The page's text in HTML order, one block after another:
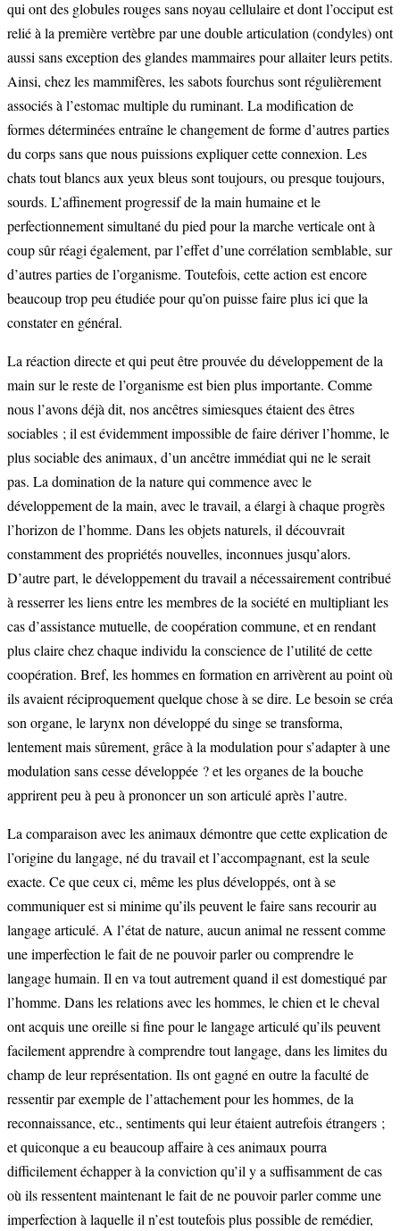
qui ont des globules rouges sans noyau cellulaire et dont l’occiput est
relié à la première vertèbre par une double articulation (condyles) ont
aussi sans exception des glandes mammaires pour allaiter leurs petits.
Ainsi, chez les mammifères, les sabots fourchus sont régulièrement
associés à l’estomac multiple du ruminant. La modification de
formes déterminées entraîne le changement de forme d’autres parties
du corps sans que nous puissions expliquer cette connexion. Les
chats tout blancs aux yeux bleus sont toujours, ou presque toujours,
sourds. L’affinement progressif de la main humaine et le
perfectionnement simultané du pied pour la marche verticale ont à
coup sûr réagi également, par l’effet d’une corrélation semblable, sur
d’autres parties de l’organisme. Toutefois, cette action est encore
beaucoup trop peu étudiée pour qu’on puisse faire plus ici que la
constater en général.
La réaction directe et qui peut être prouvée du développement de la
main sur le reste de l’organisme est bien plus importante. Comme
nous l’avons déjà dit, nos ancêtres simiesques étaient des êtres
sociables ; il est évidemment impossible de faire dériver l’homme, le
plus sociable des animaux, d’un ancêtre immédiat qui ne le serait
pas. La domination de la nature qui commence avec le
développement de la main, avec le travail, a élargi à chaque progrès
l’horizon de l’homme. Dans les objets naturels, il découvrait
constamment des propriétés nouvelles, inconnues jusqu’alors.
D’autre part, le développement du travail a nécessairement contribué
à resserrer les liens entre les membres de la société en multipliant les
cas d’assistance mutuelle, de coopération commune, et en rendant
plus claire chez chaque individu la conscience de l’utilité de cette
coopération. Bref, les hommes en formation en arrivèrent au point où
ils avaient réciproquement quelque chose à se dire. Le besoin se créa
son organe, le larynx non développé du singe se transforma,
lentement mais sûrement, grâce à la modulation pour s’adapter à une
modulation sans cesse développée ? et les organes de la bouche
apprirent peu à peu à prononcer un son articulé après l’autre.
La comparaison avec les animaux démontre que cette explication de
l’origine du langage, né du travail et l’accompagnant, est la seule
exacte. Ce que ceux ci, même les plus développés, ont à se
communiquer est si minime qu’ils peuvent le faire sans recourir au
langage articulé. A l’état de nature, aucun animal ne ressent comme
une imperfection le fait de ne pouvoir parler ou comprendre le
langage humain. Il en va tout autrement quand il est domestiqué par
l’homme. Dans les relations avec les hommes, le chien et le cheval
ont acquis une oreille si fine pour le langage articulé qu’ils peuvent
facilement apprendre à comprendre tout langage, dans les limites du
champ de leur représentation. Ils ont gagné en outre la faculté de
ressentir par exemple de l’attachement pour les hommes, de la
reconnaissance, etc., sentiments qui leur étaient autrefois étrangers ;
et quiconque a eu beaucoup affaire à ces animaux pourra
difficilement échapper à la conviction qu’il y a suffisamment de cas
où ils ressentent maintenant le fait de ne pouvoir parler comme une
imperfection à laquelle il n’est toutefois plus possible de remédier,